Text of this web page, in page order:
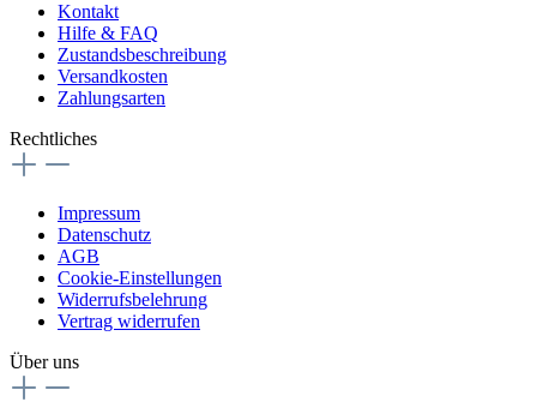
Kontakt
Hilfe & FAQ
Zustandsbeschreibung
Versandkosten
Zahlungsarten
Rechtliches
Impressum
Datenschutz
AGB
Cookie-Einstellungen
Widerrufsbelehrung
Vertrag widerrufen
Über uns